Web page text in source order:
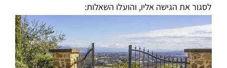
לסגור את הגישה אליו, והועלו השאלות: